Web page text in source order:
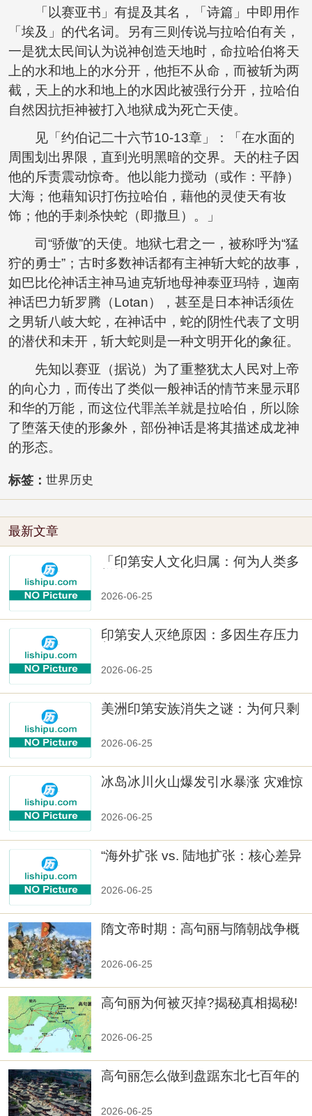
「以赛亚书」有提及其名，「诗篇」中即用作
「埃及」的代名词。另有三则传说与拉哈伯有关，
一是犹太民间认为说神创造天地时，命拉哈伯将天
上的水和地上的水分开，他拒不从命，而被斩为两
截，天上的水和地上的水因此被强行分开，拉哈伯
自然因抗拒神被打入地狱成为死亡天使。
见「约伯记二十六节10-13章」：「在水面的
周围划出界限，直到光明黑暗的交界。天的柱子因
他的斥责震动惊奇。他以能力搅动（或作：平静）
大海；他藉知识打伤拉哈伯，藉他的灵使天有妆
饰；他的手刺杀快蛇（即撒旦）。」
司“骄傲”的天使。地狱七君之一，被称呼为“猛
狞的勇士”；古时多数神话都有主神斩大蛇的故事，
如巴比伦神话主神马迪克斩地母神泰亚玛特，迦南
神话巴力斩罗腾（Lotan），甚至是日本神话须佐
之男斩八岐大蛇，在神话中，蛇的阴性代表了文明
的潜伏和未开，斩大蛇则是一种文明开化的象征。
先知以赛亚（据说）为了重整犹太人民对上帝
的向心力，而传出了类似一般神话的情节来显示耶
和华的万能，而这位代罪羔羊就是拉哈伯，所以除
了堕落天使的形象外，部份神话是将其描述成龙神
的形态。
标签： 世界历史
最新文章
「印第安人文化归属：何为人类多
2026-06-25
印第安人灭绝原因：多因生存压力
2026-06-25
美洲印第安族消失之谜：为何只剩
2026-06-25
冰岛冰川火山爆发引水暴涨 灾难惊
2026-06-25
“海外扩张 vs. 陆地扩张：核心差异
2026-06-25
隋文帝时期：高句丽与隋朝战争概
2026-06-25
高句丽为何被灭掉?揭秘真相揭秘!
2026-06-25
高句丽怎么做到盘踞东北七百年的
2026-06-25